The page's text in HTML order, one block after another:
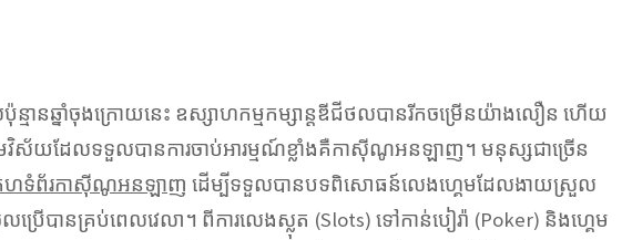
ន្មានឆ្នាំចុងក្រោយនេះ ឧស្សាហកម្មកម្សាន្តឌីជីថលបានរីកចម្រើនយ៉ាងលឿន ហើយ
យដែលទទួលបានការចាប់អារម្មណ៍ខ្លាំងគឺកាស៊ីណូអនឡាញ។ មនុស្សជាច្រើន
ហទំព័រកាស៊ីណូអនឡាញ ដើម្បីទទួលបានបទពិសោធន៍លេងហ្គេមដែលងាយស្រួល
រើបានគ្រប់ពេលវេលា។ ពីការលេងស្លុត (Slots) ទៅកាន់បៀរ៉ា (Poker) និងហ្គេម